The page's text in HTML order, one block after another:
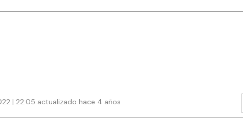
| 22:05 actualizado hace 4 años